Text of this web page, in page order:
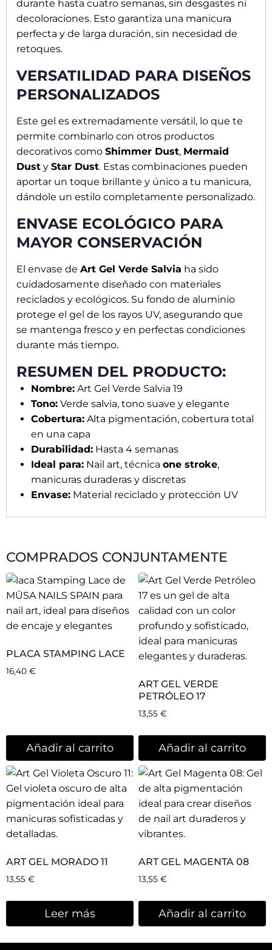
durante hasta cuatro semanas, sin desgastes ni
decoloraciones. Esto garantiza una manicura
perfecta y de larga duración, sin necesidad de
retoques.
VERSATILIDAD PARA DISEÑOS
PERSONALIZADOS
Este gel es extremadamente versátil, lo que te
permite combinarlo con otros productos
decorativos como Shimmer Dust, Mermaid
Dust y Star Dust. Estas combinaciones pueden
aportar un toque brillante y único a tu manicura,
dándole un estilo completamente personalizado.
ENVASE ECOLÓGICO PARA
MAYOR CONSERVACIÓN
El envase de Art Gel Verde Salvia ha sido
cuidadosamente diseñado con materiales
reciclados y ecológicos. Su fondo de aluminio
protege el gel de los rayos UV, asegurando que
se mantenga fresco y en perfectas condiciones
durante más tiempo.
RESUMEN DEL PRODUCTO:
Nombre: Art Gel Verde Salvia 19
Tono: Verde salvia, tono suave y elegante
Cobertura: Alta pigmentación, cobertura total
en una capa
Durabilidad: Hasta 4 semanas
Ideal para: Nail art, técnica one stroke,
manicuras duraderas y discretas
Envase: Material reciclado y protección UV
COMPRADOS CONJUNTAMENTE
PLACA STAMPING LACE
16,40 €
Añadir al carrito
ART GEL VERDE
PETRÓLEO 17
13,55 €
Añadir al carrito
ART GEL MORADO 11
13,55 €
Leer más
ART GEL MAGENTA 08
13,55 €
Añadir al carrito
tratará tus datos con la finalidad de mantenerte
informada acerca de noticias, promociones y
información en nuestra Política de privacidad *
Enviar